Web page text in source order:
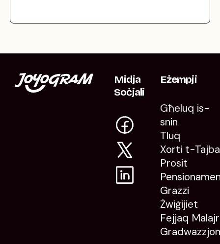
Midja
Soċjali
Eżempji
Għeluq is-
snin
Tluq
Xorti t-Tajba
Prosit
Grazzi
Żwiġijiet
Fejjaq Malajr